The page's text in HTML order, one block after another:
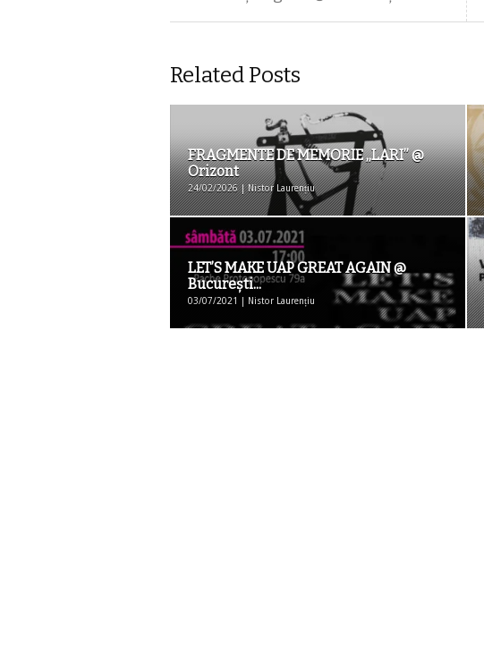
Related Posts
FRAGMENTE DE MEMORIE ,,LARI” @
Orizont
24/02/2026 | Nistor Laurențiu
LET’S MAKE UAP GREAT AGAIN @
București...
03/07/2021 | Nistor Laurențiu